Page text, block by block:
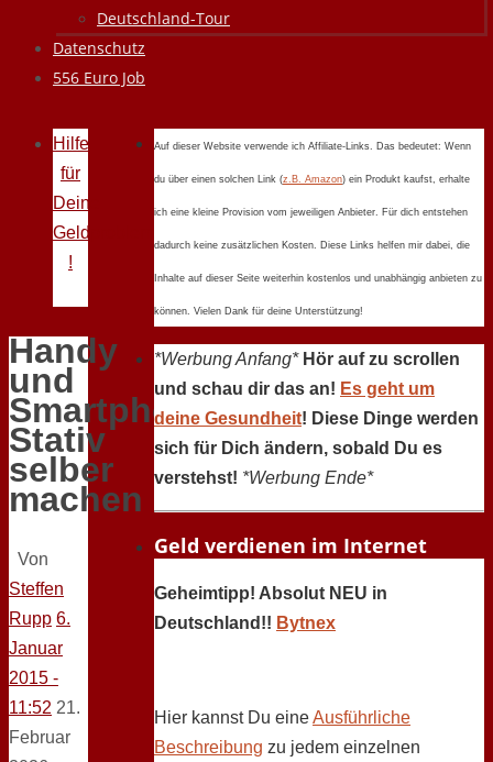
Deutschland-Tour
Datenschutz
556 Euro Job
Hilfe
für
Deine
Geldprobleme
!
Handy
und
Smartphone
Stativ
selber
machen
Von
Steffen
Rupp 6.
Januar
2015 -
11:52 21.
Februar
Auf dieser Website verwende ich Affiliate-Links. Das bedeutet: Wenn
du über einen solchen Link (z.B. Amazon) ein Produkt kaufst, erhalte
ich eine kleine Provision vom jeweiligen Anbieter. Für dich entstehen
dadurch keine zusätzlichen Kosten. Diese Links helfen mir dabei, die
Inhalte auf dieser Seite weiterhin kostenlos und unabhängig anbieten zu
können. Vielen Dank für deine Unterstützung!
*Werbung Anfang* Hör auf zu scrollen
und schau dir das an! Es geht um
deine Gesundheit! Diese Dinge werden
sich für Dich ändern, sobald Du es
verstehst! *Werbung Ende*
Geld verdienen im Internet
Geheimtipp! Absolut NEU in
Deutschland!! Bytnex
Hier kannst Du eineAusführliche
Beschreibung zu jedem einzelnen